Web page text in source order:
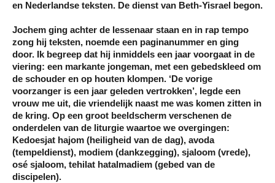
en Nederlandse teksten. De dienst van Beth-Yisrael begon.
Jochem ging achter de lessenaar staan en in rap tempo
zong hij teksten, noemde een paginanummer en ging
door. Ik begreep dat hij inmiddels een jaar voorgaat in de
viering: een markante jongeman, met een gebedskleed om
de schouder en op houten klompen. ‘De vorige
voorzanger is een jaar geleden vertrokken’, legde een
vrouw me uit, die vriendelijk naast me was komen zitten in
de kring. Op een groot beeldscherm verschenen de
onderdelen van de liturgie waartoe we overgingen:
Kedoesjat hajom (heiligheid van de dag), avoda
(tempeldienst), modiem (dankzegging), sjaloom (vrede),
osé sjaloom, tehilat hatalmadiem (gebed van de
discipelen).